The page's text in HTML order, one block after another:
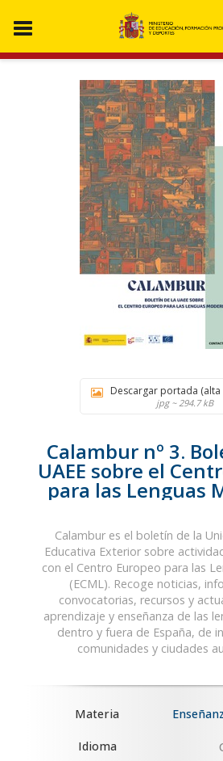
Descargar portada (alta
jpg ~ 294.7 kB
Calambur nº 3.
UAEE sobre el
para las Lenguas
Calambur es el boletín de la
Educativa Exterior sobre
con el Centro Europeo para las
(ECML). Recoge noticias,
convocatorias, recursos y
aprendizaje y enseñanza de las
dentro y fuera de España, de
comunidades y ciudades
Materia
Idioma